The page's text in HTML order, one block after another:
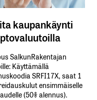
kaupankäynti
SalkunRakentajan
Käyttämällä​
​SRFI17X,​ ​saat​ ​1
​ensimmäiselle​
​(50%​ ​alennus).